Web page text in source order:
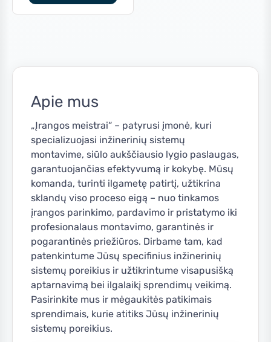
€1,750.00.
Apie mus
„Įrangos meistrai“ – patyrusi įmonė, kuri
specializuojasi inžinerinių sistemų
montavime, siūlo aukščiausio lygio paslaugas,
garantuojančias efektyvumą ir kokybę. Mūsų
komanda, turinti ilgametę patirtį, užtikrina
sklandų viso proceso eigą – nuo tinkamos
įrangos parinkimo, pardavimo ir pristatymo iki
profesionalaus montavimo, garantinės ir
pogarantinės priežiūros. Dirbame tam, kad
patenkintume Jūsų specifinius inžinerinių
sistemų poreikius ir užtikrintume visapusišką
aptarnavimą bei ilgalaikį sprendimų veikimą.
Pasirinkite mus ir mėgaukitės patikimais
sprendimais, kurie atitiks Jūsų inžinerinių
sistemų poreikius.